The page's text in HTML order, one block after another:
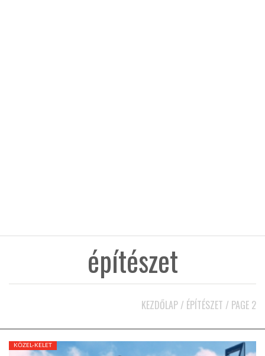
HÍR3D
építészet
KEZDŐLAP / ÉPÍTÉSZET / PAGE 2
KÖZEL-KELET